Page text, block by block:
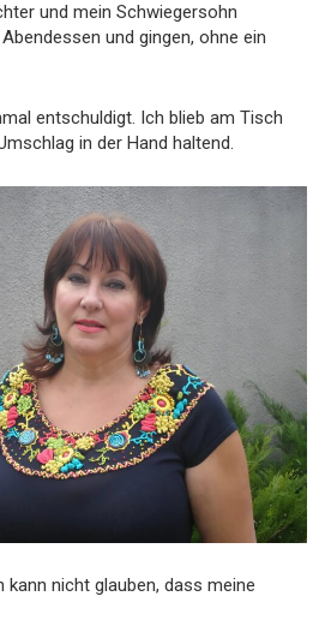
und mein Schwiegersohn
und gingen, ohne ein
entschuldigt. Ich blieb am Tisch
in der Hand haltend.
nicht glauben, dass meine